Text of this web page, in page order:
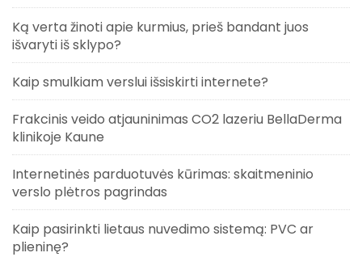
Ką verta žinoti apie kurmius, prieš bandant juos
išvaryti iš sklypo?
Kaip smulkiam verslui išsiskirti internete?
Frakcinis veido atjauninimas CO2 lazeriu BellaDerma
klinikoje Kaune
Internetinės parduotuvės kūrimas: skaitmeninio
verslo plėtros pagrindas
Kaip pasirinkti lietaus nuvedimo sistemą: PVC ar
plieninę?